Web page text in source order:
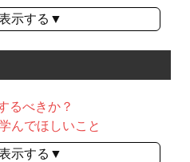
示する▼
るべきか？
んでほしいこと
示する▼